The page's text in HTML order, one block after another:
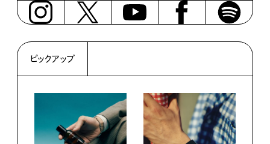
ピックアップ